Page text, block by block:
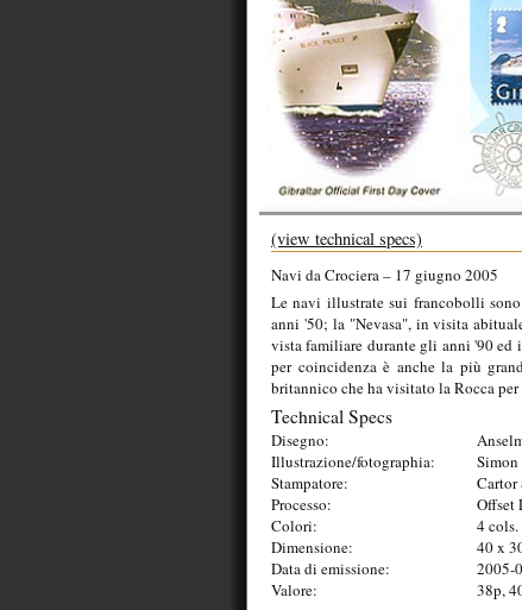
(view technical specs)
Navi da Crociera – 17 giugno 2005
Le navi illustrate sui francobolli
anni '50; la "Nevasa", in visita
vista familiare durante gli anni '90 ed
per coincidenza è anche la più
britannico che ha visitato la Rocca
Technical Specs
Disegno:
Illustrazione/fotographia:
Stampatore:
Cartor
Processo:
Offset
Colori:
4 cols.
Dimensione:
40 x
Data di emissione:
2005-
Valore:
38p,